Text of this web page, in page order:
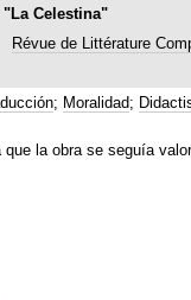
Celestina"
Révue de Littérature
; Moralidad;
que la obra se seguía